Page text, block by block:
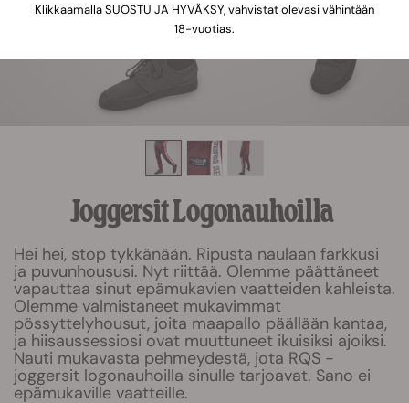
Joggersit Logonauhoilla
Hei hei, stop tykkänään. Ripusta naulaan farkkusi
ja puvunhoususi. Nyt riittää. Olemme päättäneet
vapauttaa sinut epämukavien vaatteiden kahleista.
Olemme valmistaneet mukavimmat
pössyttelyhousut, joita maapallo päällään kantaa,
ja hiisaussessiosi ovat muuttuneet ikuisiksi ajoiksi.
Nauti mukavasta pehmeydestä, jota RQS -
joggersit logonauhoilla sinulle tarjoavat. Sano ei
epämukaville vaatteille.
Klikkaamalla SUOSTU JA HYVÄKSY, vahvistat olevasi vähintään
18-vuotias.